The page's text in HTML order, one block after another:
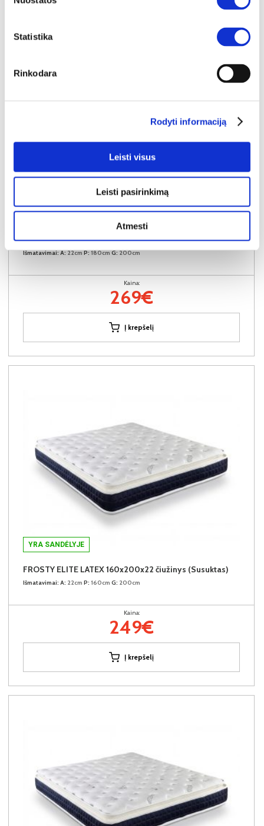
Statistika
Rinkodara
Rodyti informaciją
Leisti visus
Leisti pasirinkimą
Atmesti
YRA SANDĖLYJE
FROSTY ELITE LATEX 180x200x22 čiužinys (Susuktas)
Išmatavimai:A:22cmP:180cmG:200cm
Kaina:
269€
Į krepšelį
YRA SANDĖLYJE
FROSTY ELITE LATEX 160x200x22 čiužinys (Susuktas)
Išmatavimai: A: 22cm P: 160cm G: 200cm
Kaina:
249€
Į krepšelį